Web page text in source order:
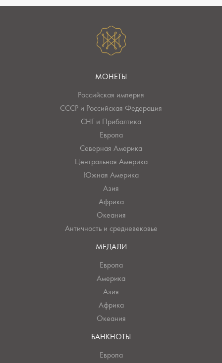
МОНЕТЫ
Российская империя
СССР и Российская Федерация
СНГ и Прибалтика
Европа
Северная Америка
Центральная Америка
Южная Америка
Азия
Африка
Океания
Античность и средневековье
МЕДАЛИ
Европа
Америка
Азия
Африка
Океания
БАНКНОТЫ
Европа